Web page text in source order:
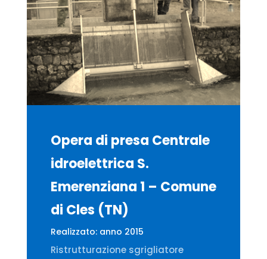
Opera di presa Centrale
idroelettrica S.
Emerenziana 1 – Comune
di Cles (TN)
Realizzato: anno 2015
Ristrutturazione sgrigliatore